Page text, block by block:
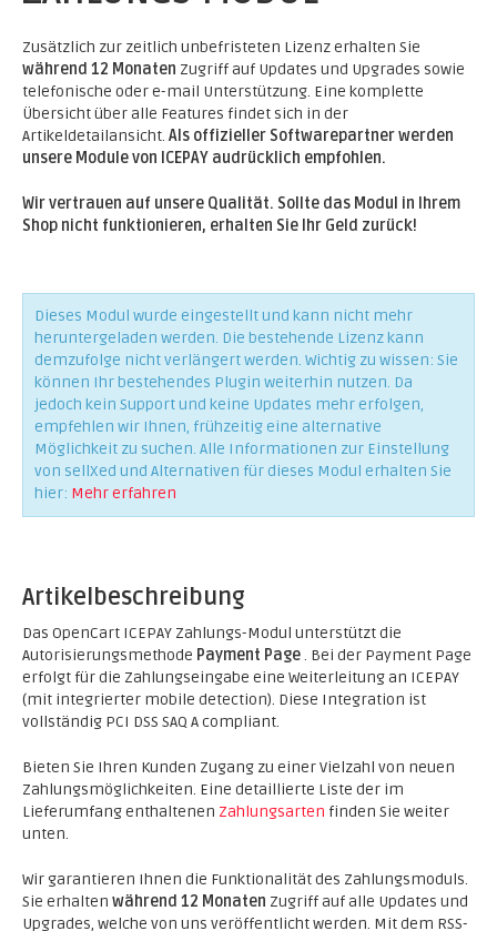
Zusätzlich zur zeitlich unbefristeten Lizenz erhalten Sie
während 12 Monaten Zugriff auf Updates und Upgrades sowie
telefonische oder e-mail Unterstützung. Eine komplette
Übersicht über alle Features findet sich in der
Artikeldetailansicht. Als offizieller Softwarepartner werden
unsere Module von ICEPAY audrücklich empfohlen.
Wir vertrauen auf unsere Qualität. Sollte das Modul in Ihrem
Shop nicht funktionieren, erhalten Sie Ihr Geld zurück!
Dieses Modul wurde eingestellt und kann nicht mehr
heruntergeladen werden. Die bestehende Lizenz kann
demzufolge nicht verlängert werden. Wichtig zu wissen: Sie
können Ihr bestehendes Plugin weiterhin nutzen. Da
jedoch kein Support und keine Updates mehr erfolgen,
empfehlen wir Ihnen, frühzeitig eine alternative
Möglichkeit zu suchen. Alle Informationen zur Einstellung
von sellXed und Alternativen für dieses Modul erhalten Sie
hier: Mehr erfahren
Artikelbeschreibung
Das OpenCart ICEPAY Zahlungs-Modul unterstützt die
Autorisierungsmethode Payment Page. Bei der Payment Page
erfolgt für die Zahlungseingabe eine Weiterleitung an ICEPAY
(mit integrierter mobile detection). Diese Integration ist
vollständig PCI DSS SAQ A compliant.
Bieten Sie Ihren Kunden Zugang zu einer Vielzahl von neuen
Zahlungsmöglichkeiten. Eine detaillierte Liste der im
Lieferumfang enthaltenen Zahlungsarten finden Sie weiter
unten.
Wir garantieren Ihnen die Funktionalität des Zahlungsmoduls.
Sie erhalten während 12 Monaten Zugriff auf alle Updates und
Upgrades, welche von uns veröffentlicht werden. Mit dem RSS-